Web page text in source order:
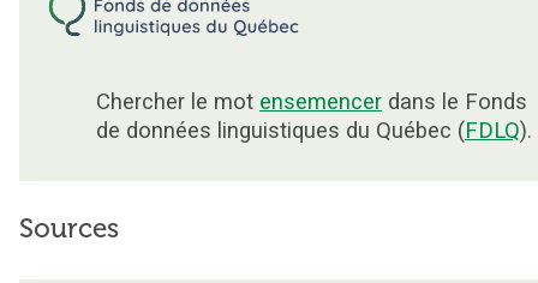
Chercher le mot ensemencer dans le Fonds
de données linguistiques du Québec (FDLQ).
Sources